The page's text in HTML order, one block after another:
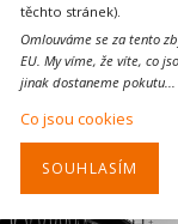
těchto stránek).
Omlouváme se za tento
EU. My víme, že víte, co
jinak dostaneme pokutu...
Co jsou cookies
SOUHLASÍM